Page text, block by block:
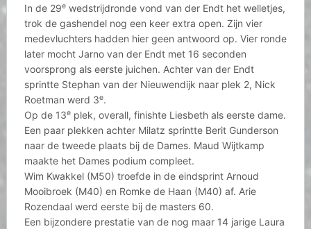
In de 29ewedstrijdronde vond van der Endt het welletjes,
trok de gashendel nog een keer extra open. Zijn vier
medevluchters hadden hier geen antwoord op. Vier ronde
later mocht Jarno van der Endt met 16 seconden
voorsprong als eerste juichen. Achter van der Endt
sprintte Stephan van der Nieuwendijk naar plek 2, Nick
Roetman werd 3e.
Op de 13eplek, overall, finishte Liesbeth als eerste dame.
Een paar plekken achter Milatz sprintte Berit Gunderson
naar de tweede plaats bij de Dames. Maud Wijtkamp
maakte het Dames podium compleet.
Wim Kwakkel (M50) troefde in de eindsprint Arnoud
Mooibroek (M40) en Romke de Haan (M40) af. Arie
Rozendaal werd eerste bij de masters 60.
Een bijzondere prestatie van de nog maar 14 jarige Laura